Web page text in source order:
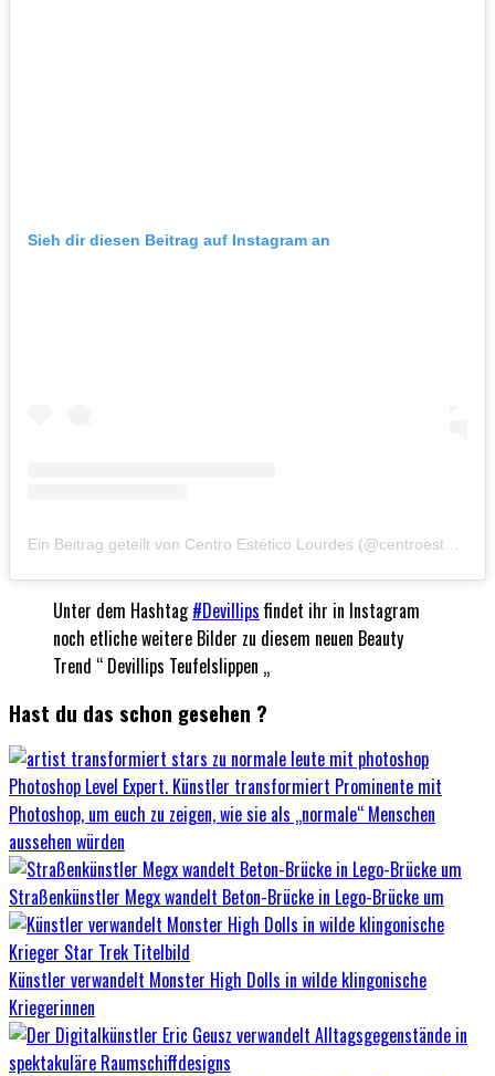
Sieh dir diesen Beitrag auf Instagram an
Unter dem Hashtag#Devillipsfindet ihr in Instagram
noch etliche weitere Bilder zu diesem neuen Beauty
Trend “ Devillips Teufelslippen „
Hast du das schon gesehen ?
Photoshop Level Expert. Künstler transformiert Prominente mit
Photoshop, um euch zu zeigen, wie sie als „normale“ Menschen
aussehen würden
Straßenkünstler Megx wandelt Beton-Brücke in Lego-Brücke um
Künstler verwandelt Monster High Dolls in wilde klingonische
Kriegerinnen